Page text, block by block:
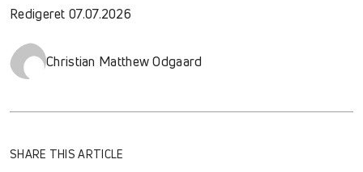
Redigeret 07.07.2026
Christian Matthew Odgaard
SHARE THIS ARTICLE